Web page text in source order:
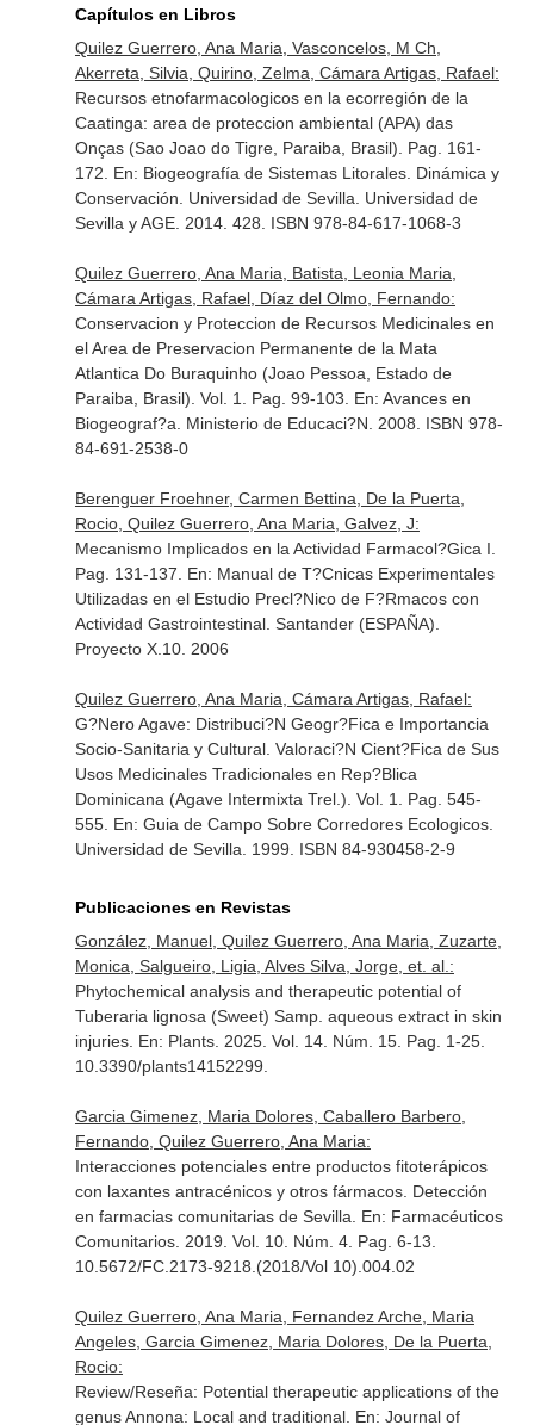
Capítulos en Libros
Quilez Guerrero, Ana Maria, Vasconcelos, M Ch,
Akerreta, Silvia, Quirino, Zelma, Cámara Artigas, Rafael:
Recursos etnofarmacologicos en la ecorregión de la
Caatinga: area de proteccion ambiental (APA) das
Onças (Sao Joao do Tigre, Paraiba, Brasil). Pag. 161-
172. En: Biogeografía de Sistemas Litorales. Dinámica y
Conservación . Universidad de Sevilla. Universidad de
Sevilla y AGE. 2014. 428. ISBN 978-84-617-1068-3
Quilez Guerrero, Ana Maria, Batista, Leonia Maria,
Cámara Artigas, Rafael, Díaz del Olmo, Fernando:
Conservacion y Proteccion de Recursos Medicinales en
el Area de Preservacion Permanente de la Mata
Atlantica Do Buraquinho (Joao Pessoa, Estado de
Paraiba, Brasil). Vol. 1. Pag. 99-103. En: Avances en
Biogeograf?a . Ministerio de Educaci?N. 2008. ISBN 978-
84-691-2538-0
Berenguer Froehner, Carmen Bettina, De la Puerta,
Rocio, Quilez Guerrero, Ana Maria, Galvez, J:
Mecanismo Implicados en la Actividad Farmacol?Gica I.
Pag. 131-137. En: Manual de T?Cnicas Experimentales
Utilizadas en el Estudio Precl?Nico de F?Rmacos con
Actividad Gastrointestinal. Santander (ESPAÑA).
Proyecto X.10. 2006
Quilez Guerrero, Ana Maria, Cámara Artigas, Rafael:
G?Nero Agave: Distribuci?N Geogr?Fica e Importancia
Socio-Sanitaria y Cultural. Valoraci?N Cient?Fica de Sus
Usos Medicinales Tradicionales en Rep?Blica
Dominicana (Agave Intermixta Trel.). Vol. 1. Pag. 545-
555. En: Guia de Campo Sobre Corredores Ecologicos.
Universidad de Sevilla. 1999. ISBN 84-930458-2-9
Publicaciones en Revistas
González, Manuel, Quilez Guerrero, Ana Maria, Zuzarte,
Monica, Salgueiro, Ligia, Alves Silva, Jorge, et. al.:
Phytochemical analysis and therapeutic potential of
Tuberaria lignosa (Sweet) Samp. aqueous extract in skin
injuries. En: Plants. 2025. Vol. 14. Núm. 15. Pag. 1-25.
10.3390/plants14152299.
Garcia Gimenez, Maria Dolores, Caballero Barbero,
Fernando, Quilez Guerrero, Ana Maria:
Interacciones potenciales entre productos fitoterápicos
con laxantes antracénicos y otros fármacos. Detección
en farmacias comunitarias de Sevilla. En: Farmacéuticos
Comunitarios. 2019. Vol. 10. Núm. 4. Pag. 6-13.
10.5672/FC.2173-9218.(2018/Vol 10).004.02
Quilez Guerrero, Ana Maria, Fernandez Arche, Maria
Angeles, Garcia Gimenez, Maria Dolores, De la Puerta,
Rocio:
Review/Reseña: Potential therapeutic applications of the
genus Annona: Local and traditional. En: Journal of